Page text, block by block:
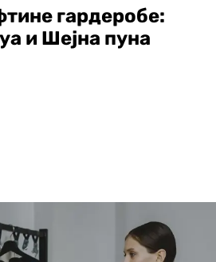
гардеробе:
и Шејна пуна